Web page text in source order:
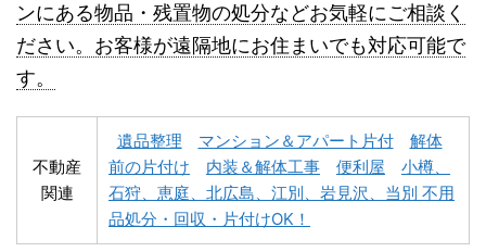
名寄市不用品回収 士別市不用品回収
深川市不用品回収 夕張市不用品回収
ンにある物品・残置物の処分などお気軽にご相談く
ださい。お客様が遠隔地にお住まいでも対応可能で
す。
不動産
関連
遺品整理 マンション＆アパート片付
解体
前の片付け
内装＆解体工事 便利屋
小樽、
石狩、恵庭、北広島、江別、岩見沢、当別 不用
品処分・回収・片付けOK！